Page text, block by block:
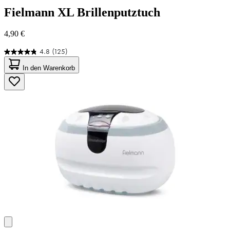
Fielmann XL Brillenputztuch
4,90 €
4.8 (125)
4.8
von
5
Sternen.
125
In den Warenkorb